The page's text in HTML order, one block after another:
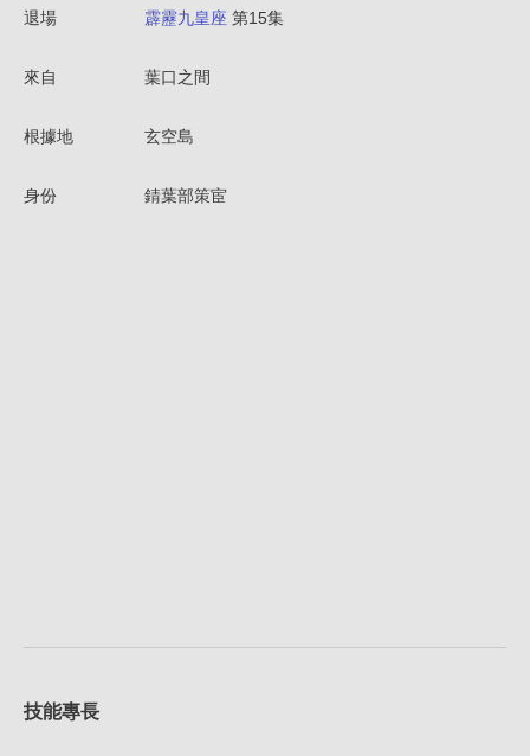
退場 霹靂九皇座 第15集
來自 葉口之間
根據地 玄空島
身份 錆葉部策宦
技能專長